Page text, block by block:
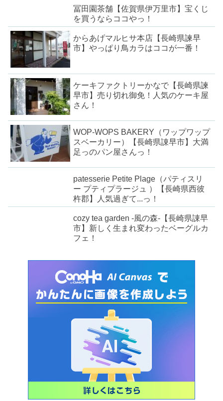
冨田園茶舗【佐賀県伊万里市】宝くじ
を買うならココやっ！
からあげマルヒサ本店【長崎県諫早
市】やっぱり鳥カラはココが一番！
ケーキファクトリーかなで【長崎県諫
早市】売り切れ御免！人気のケーキ屋
さん！
WOP-WOPS BAKERY（ワップワップ
スベーカリー）【長崎県諌早市】大満
足っのパン屋さんっ！
patesserie Petite Plage（パティスリ
ー プティプラージュ ）【長崎県西彼
杵郡】人気過ぎて...っ！
cozy tea garden -風の森-【長崎県諌早
市】新しく生まれ変わったベーグルカ
フェ！